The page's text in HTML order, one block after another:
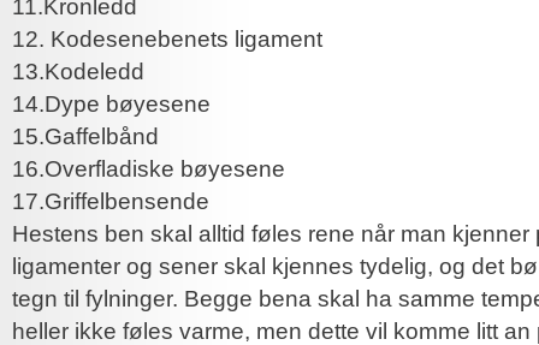
11.Kronledd
12. Kodesenebenets ligament
13.Kodeledd
14.Dype bøyesene
15.Gaffelbånd
16.Overfladiske bøyesene
17.Griffelbensende
Hestens ben skal alltid føles rene når man kjenner
ligamenter og sener skal kjennes tydelig, og det
tegn til fylninger. Begge bena skal ha samme
heller ikke føles varme, men dette vil komme litt